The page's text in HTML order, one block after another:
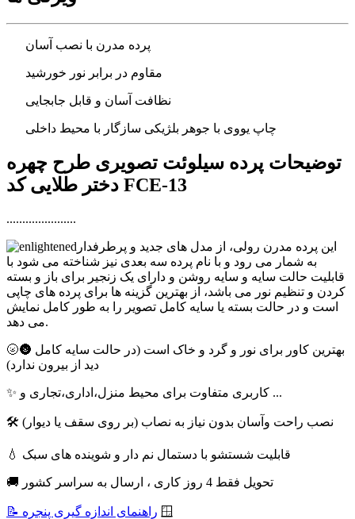
پرده مدرن با نصب آسان
مقاوم در برابر نور خورشید
نظافت آسان و قابل جابجایی
چاپ یووی با جوهر بلژیکی سازگار با محیط داخلی
توضیحات پرده سیلوئت تصویری طرح چهره
دختر طلایی کد FCE-13
......................
این پرده مدرن رولی، از مدل های جدید و پرطرفدار
به شمار می رود و با نام پرده سه بعدی نیز شناخته می شود با
قابلیت حالت سایه و سایه روشن و دارای یک زنجیر برای باز و بسته
کردن و تنظیم نور می باشد، از بهترین گزینه ها برای پرده های چاپی
است و در حالت بسته یا سایه کامل تصویر را به طور کامل نمایش
می دهد.
🌝🌚 بهترین کاور برای نور و گرد و خاک است (در حالت سایه کامل
دید از بیرون ندارد)
✨ کاربری متفاوت برای محیط منزل،اداری،تجاری و ...
🛠 نصب راحت وآسان بدون نیاز به نصاب (بر روی سقف یا دیوار)
💧 قابلیت شستشو با دستمال نم دار و شوینده های سبک
🚚 تحویل فقط 4 روز کاری ، ارسال به سراسر کشور
📝 راهنمای اندازه گیری پنجره 🪟